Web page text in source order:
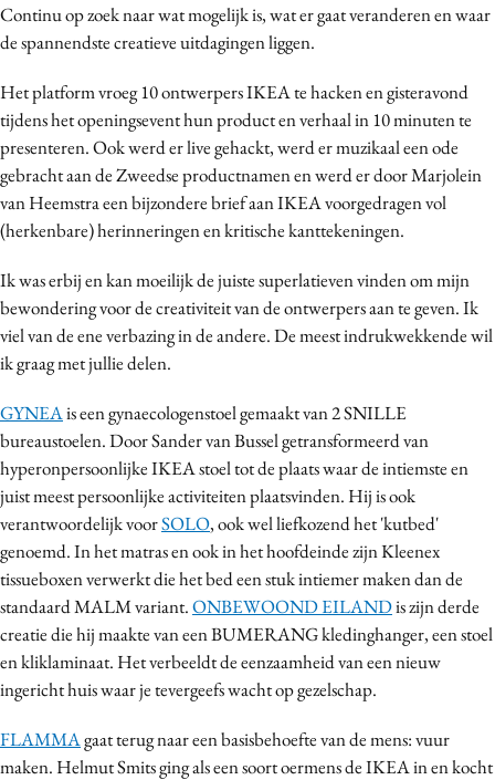
Gedragsverandering
Influencer marketing
Interne communicatie
Martech
Media
Merkstrategie
PR
Purpose Marketing
Reputatie & crisis
Continu op zoek naar wat mogelijk is, wat er gaat veranderen en waar
de spannendste creatieve uitdagingen liggen.
Het platform vroeg 10 ontwerpers IKEA te hacken en gisteravond
tijdens het openingsevent hun product en verhaal in 10 minuten te
presenteren. Ook werd er live gehackt, werd er muzikaal een ode
gebracht aan de Zweedse productnamen en werd er door Marjolein
van Heemstra een bijzondere brief aan IKEA voorgedragen vol
(herkenbare) herinneringen en kritische kanttekeningen.
Ik was erbij en kan moeilijk de juiste superlatieven vinden om mijn
bewondering voor de creativiteit van de ontwerpers aan te geven. Ik
viel van de ene verbazing in de andere. De meest indrukwekkende wil
ik graag met jullie delen.
GYNEAis een gynaecologenstoel gemaakt van 2 SNILLE
bureaustoelen. Door Sander van Bussel getransformeerd van
hyperonpersoonlijke IKEA stoel tot de plaats waar de intiemste en
juist meest persoonlijke activiteiten plaatsvinden. Hij is ook
verantwoordelijk voorSOLO, ook wel liefkozend het 'kutbed'
genoemd. In het matras en ook in het hoofdeinde zijn Kleenex
tissueboxen verwerkt die het bed een stuk intiemer maken dan de
standaard MALM variant.ONBEWOOND EILANDis zijn derde
creatie die hij maakte van een BUMERANG kledinghanger, een stoel
en kliklaminaat. Het verbeeldt de eenzaamheid van een nieuw
ingericht huis waar je tevergeefs wacht op gezelschap.
FLAMMAgaat terug naar een basisbehoefte van de mens: vuur
maken. Helmut Smits ging als een soort oermens de IKEA in en kocht